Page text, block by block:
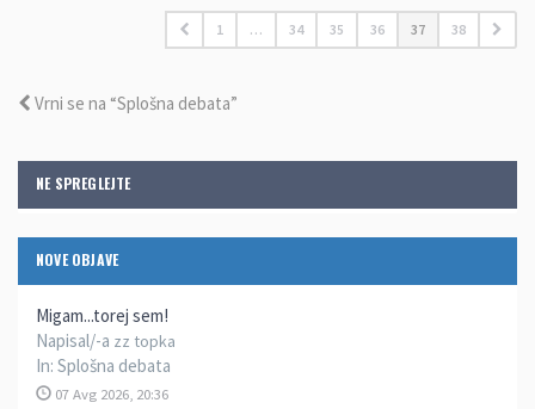
NE SPREGLEJTE
NOVE OBJAVE
Migam...torej sem!
Napisal/-a zz topka
In: Splošna debata
07 Avg 2026, 20:36
1 … 34 35 36 37 38
Vrni se na “Splošna debata”